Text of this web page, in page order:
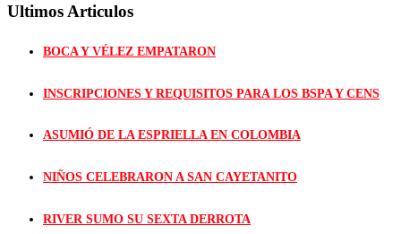
Ultimos Articulos
BOCA Y VÉLEZ EMPATARON
INSCRIPCIONES Y REQUISITOS PARA LOS BSPA Y CENS
ASUMIÓ DE LA ESPRIELLA EN COLOMBIA
NIÑOS CELEBRARON A SAN CAYETANITO
RIVER SUMO SU SEXTA DERROTA